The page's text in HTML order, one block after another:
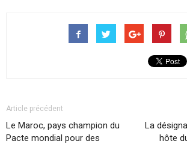
Article précédent
Le Maroc, pays champion du
Pacte mondial pour des
La
hôte